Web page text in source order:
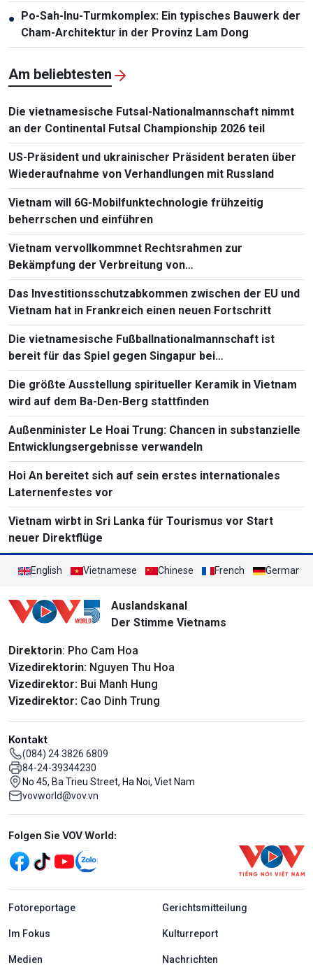
●
Po-Sah-Inu-Turmkomplex: Ein typisches Bauwerk der
Cham-Architektur in der Provinz Lam Dong
Am beliebtesten
Die vietnamesische Futsal-Nationalmannschaft nimmt
an der Continental Futsal Championship 2026 teil
US-Präsident und ukrainischer Präsident beraten über
Wiederaufnahme von Verhandlungen mit Russland
Vietnam will 6G-Mobilfunktechnologie frühzeitig
beherrschen und einführen
Vietnam vervollkommnet Rechtsrahmen zur
Bekämpfung der Verbreitung von
Massenvernichtungswaffen
Das Investitionsschutzabkommen zwischen der EU und
Vietnam hat in Frankreich einen neuen Fortschritt
Die vietnamesische Fußballnationalmannschaft ist
bereit für das Spiel gegen Singapur bei
Südostasienmeisterschaft 2026
Die größte Ausstellung spiritueller Keramik in Vietnam
wird auf dem Ba-Den-Berg stattfinden
Außenminister Le Hoai Trung: Chancen in substanzielle
Entwicklungsergebnisse verwandeln
Hoi An bereitet sich auf sein erstes internationales
Laternenfestes vor
Vietnam wirbt in Sri Lanka für Tourismus vor Start
neuer Direktflüge
English Vietnamese Chinese French German
Auslandskanal
Der Stimme Vietnams
Direktorin: Pho Cam Hoa
Vizedirektorin: Nguyen Thu Hoa
Vizedirektor: Bui Manh Hung
Vizedirektor: Cao Dinh Trung
Kontakt
(084) 24 3826 6809
84-24-39344230
No 45, Ba Trieu Street, Ha Noi, Viet Nam
vovworld@vov.vn
Mạng xã hội
Folgen Sie VOV World:
menu footer tiếng Đức
Fotoreportage Gerichtsmitteilung
Im Fokus Kulturreport
Medien Nachrichten